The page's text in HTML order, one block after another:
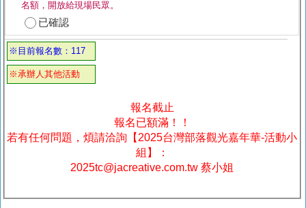
名額，開放給現場民眾。
已確認
※目前報名數：117
※承辦人其他活動
報名截止
報名已額滿！！
若有任何問題，煩請洽詢【2025台灣部落觀光嘉年華-活動小
組】：
2025tc@jacreative.com.tw 蔡小姐